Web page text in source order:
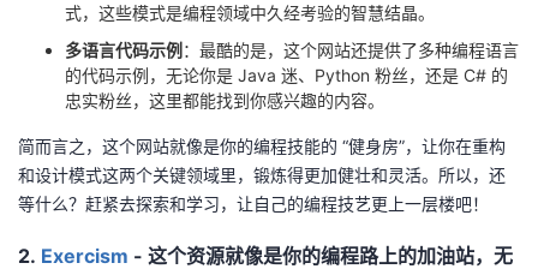
课
程
的
认
我
的
我
术
云
式，这些模式是编程领域中久经考验的智慧结晶。
多语言代码示例 ：最酷的是，这个网站还提供了多种编程语言
的代码示例，无论你是 Java 迷、Python 粉丝，还是 C# 的
忠实粉丝，这里都能找到你感兴趣的内容。
简而言之，这个网站就像是你的编程技能的 “健身房”，让你在重构
和设计模式这两个关键领域里，锻炼得更加健壮和灵活。所以，还
等什么？赶紧去探索和学习，让自己的编程技艺更上一层楼吧！
2. Exercism - 这个资源就像是你的编程路上的加油站，无